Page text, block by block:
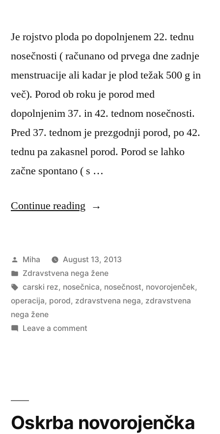
Je rojstvo ploda po dopolnjenem 22. tednu
nosečnosti ( računano od prvega dne zadnje
menstruacije ali kadar je plod težak 500 g in
več). Porod ob roku je porod med
dopolnjenim 37. in 42. tednom nosečnosti.
Pred 37. tednom je prezgodnji porod, po 42.
tednu pa zakasnel porod. Porod se lahko
začne spontano ( s …
Continue reading “Porod”
Posted
by
Miha
August 13, 2013
Posted
in
Zdravstvena nega žene
Tags:
carski rez, nosečnica, nosečnost, novorojenček,
operacija, porod, zdravstvena nega, zdravstvena
nega žene
Leave a commenton
Oskrba novorojenčka